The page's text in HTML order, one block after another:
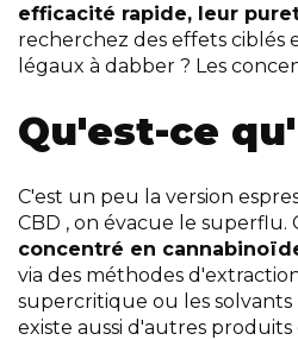
efficacité rapide, leur
recherchez des effets ciblés
légaux à dabber ? Les
Qu'est-ce
C'est un peu la version
CBD , on évacue le superflu.
concentré en
via des méthodes
supercritique ou les solvants
existe aussi d'autres